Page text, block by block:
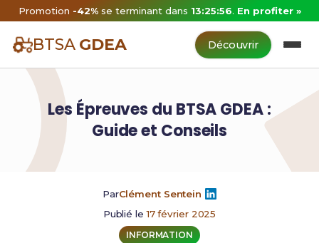
Promotion -42%se terminant dans 13:25:56. En profiter »
BTSA GDEA Découvrir
Les Épreuves du BTSA GDEA :
Guide et Conseils
ParClément Sentein
Publié le17 février 2025
INFORMATION